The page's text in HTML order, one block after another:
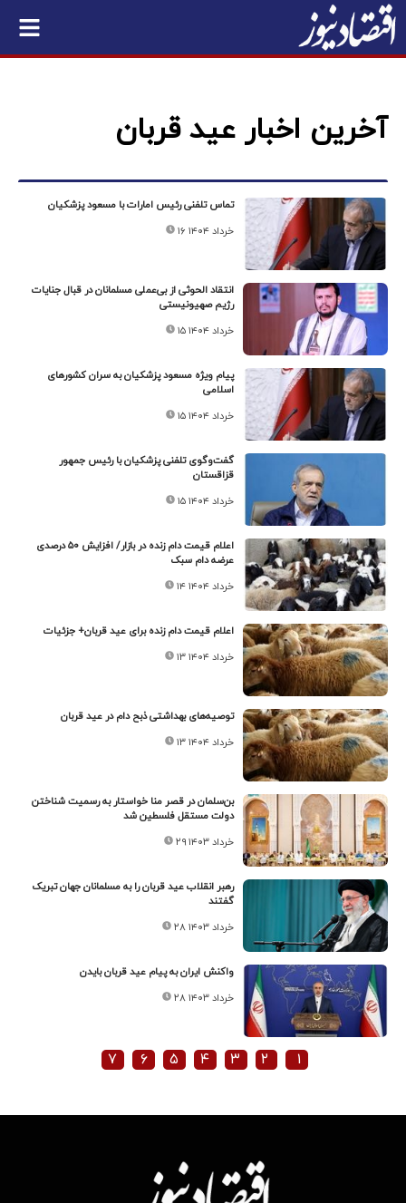
آخرین اخبار عید قربان
تماس تلفنی رئیس امارات با مسعود پزشکیان
۱۶ خرداد ۱۴۰۴
انتقاد الحوثی از بی‌عملی مسلمانان در قبال جنایات
رژیم صهیونیستی
۱۵ خرداد ۱۴۰۴
پیام ویژه مسعود پزشکیان به سران کشورهای
اسلامی
۱۵ خرداد ۱۴۰۴
گفت‌و‌گوی تلفنی پزشکیان با رئیس جمهور
قزاقستان
۱۵ خرداد ۱۴۰۴
اعلام قیمت دام زنده در بازار/ افزایش ۵۰ درصدی
عرضه دام سبک
۱۴ خرداد ۱۴۰۴
اعلام قیمت دام زنده برای عید قربان+ جزئیات
۱۳ خرداد ۱۴۰۴
توصیه‌های بهداشتی ذبح دام در عید قربان
۱۳ خرداد ۱۴۰۴
بن‌سلمان در قصر منا خواستار به رسمیت شناختن
دولت مستقل فلسطین شد
۲۹ خرداد ۱۴۰۳
رهبر انقلاب عید قربان را به مسلمانان جهان تبریک
گفتند
۲۸ خرداد ۱۴۰۳
واکنش ایران به پیام عید قربان بایدن
۲۸ خرداد ۱۴۰۳
۱ ۲ ۳ ۴ ۵ ۶ ۷